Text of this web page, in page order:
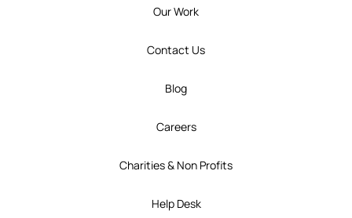
Our Work
Contact Us
Blog
Careers
Charities & Non Profits
Help Desk